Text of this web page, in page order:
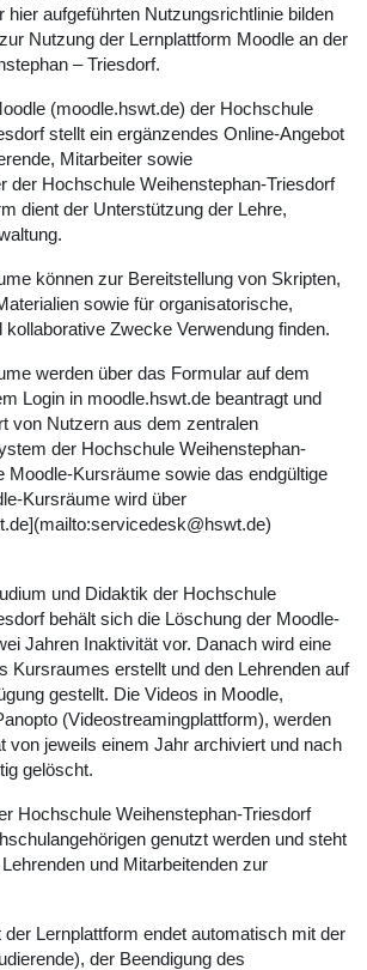
hier aufgeführten Nutzungsrichtlinie bilden
Nutzung der Lernplattform Moodle an der
– Triesdorf.
(moodle.hswt.de) der Hochschule
stellt ein ergänzendes Online-Angebot
Mitarbeiter sowie
der Hochschule Weihenstephan-Triesdorf
dient der Unterstützung der Lehre,
können zur Bereitstellung von Skripten,
sowie für organisatorische,
kollaborative Zwecke Verwendung finden.
werden über das Formular auf dem
Login in moodle.hswt.de beantragt und
von Nutzern aus dem zentralen
der Hochschule Weihenstephan-
Moodle-Kursräume sowie das endgültige
Kursräume wird über
und Didaktik der Hochschule
behält sich die Löschung der Moodle-
Jahren Inaktivität vor. Danach wird eine
Kursraumes erstellt und den Lehrenden auf
gestellt. Die Videos in Moodle,
(Videostreamingplattform), werden
von jeweils einem Jahr archiviert und nach
gelöscht.
Hochschule Weihenstephan-Triesdorf
genutzt werden und steht
und Mitarbeitenden zur
Lernplattform endet automatisch mit der
der Beendigung des